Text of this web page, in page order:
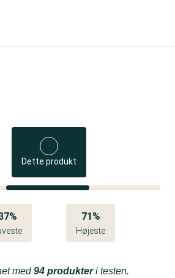
Dette produkt
71%
Højeste
med94 produkteri testen.